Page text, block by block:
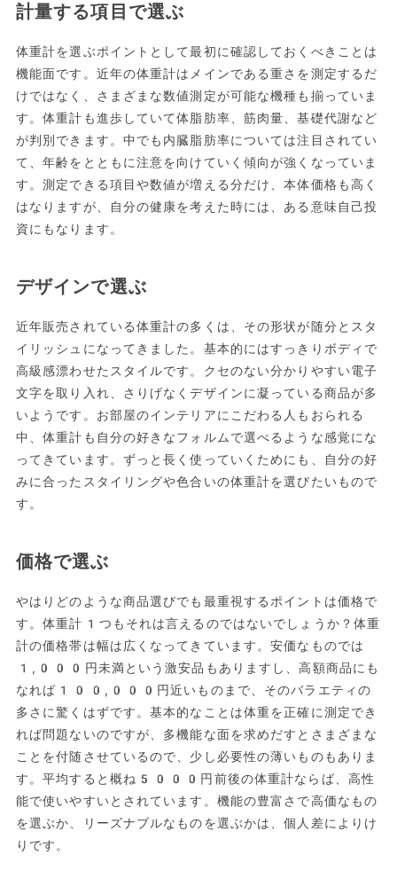
計量する項目で選ぶ
体重計を選ぶポイントとして最初に確認しておくべきことは
機能面です。近年の体重計はメインである重さを測定するだ
けではなく、さまざまな数値測定が可能な機種も揃っていま
す。体重計も進歩していて体脂肪率、筋肉量、基礎代謝など
が判別できます。中でも内臓脂肪率については注目されてい
て、年齢をとともに注意を向けていく傾向が強くなっていま
す。測定できる項目や数値が増える分だけ、本体価格も高く
はなりますが、自分の健康を考えた時には、ある意味自己投
資にもなります。
デザインで選ぶ
近年販売されている体重計の多くは、その形状が随分とスタ
イリッシュになってきました。基本的にはすっきりボディで
高級感漂わせたスタイルです。クセのない分かりやすい電子
文字を取り入れ、さりげなくデザインに凝っている商品が多
いようです。お部屋のインテリアにこだわる人もおられる
中、体重計も自分の好きなフォルムで選べるような感覚にな
ってきています。ずっと長く使っていくためにも、自分の好
みに合ったスタイリングや色合いの体重計を選びたいもので
す。
価格で選ぶ
やはりどのような商品選びでも最重視するポイントは価格で
す。体重計1つもそれは言えるのではないでしょうか？体重
計の価格帯は幅は広くなってきています。安価なものでは
1,000円未満という激安品もありますし、高額商品にも
なれば100,000円近いものまで、そのバラエティの
多さに驚くはずです。基本的なことは体重を正確に測定でき
れば問題ないのですが、多機能な面を求めだすとさまざまな
ことを付随させているので、少し必要性の薄いものもありま
す。平均すると概ね5000円前後の体重計ならば、高性
能で使いやすいとされています。機能の豊富さで高価なもの
を選ぶか、リーズナブルなものを選ぶかは、個人差によりけ
りです。